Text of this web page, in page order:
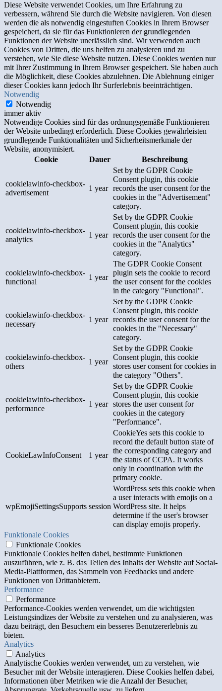
Diese Website verwendet Cookies, um Ihre Erfahrung zu
verbessern, während Sie durch die Website navigieren. Von diesen
werden die als notwendig eingestuften Cookies in Ihrem Browser
gespeichert, da sie für das Funktionieren der grundlegenden
Funktionen der Website unerlässlich sind. Wir verwenden auch
Cookies von Dritten, die uns helfen zu analysieren und zu
verstehen, wie Sie diese Website nutzen. Diese Cookies werden nur
mit Ihrer Zustimmung in Ihrem Browser gespeichert. Sie haben auch
die Möglichkeit, diese Cookies abzulehnen. Die Ablehnung einiger
dieser Cookies kann jedoch Ihr Surferlebnis beeinträchtigen.
Notwendig
Notwendig
immer aktiv
Notwendige Cookies sind für das ordnungsgemäße Funktionieren
der Website unbedingt erforderlich. Diese Cookies gewährleisten
grundlegende Funktionalitäten und Sicherheitsmerkmale der
Website, anonymisiert.
Cookie
Dauer Beschreibung
cookielawinfo-checkbox-
advertisement
1 year
Set by the GDPR Cookie
Consent plugin, this cookie
records the user consent for the
cookies in the "Advertisement"
category.
cookielawinfo-checkbox-
analytics
1 year
Set by the GDPR Cookie
Consent plugin, this cookie
records the user consent for the
cookies in the "Analytics"
category.
cookielawinfo-checkbox-
functional
1 year
The GDPR Cookie Consent
plugin sets the cookie to record
the user consent for the cookies
in the category "Functional".
cookielawinfo-checkbox-
necessary
1 year
Set by the GDPR Cookie
Consent plugin, this cookie
records the user consent for the
cookies in the "Necessary"
category.
cookielawinfo-checkbox-
others
1 year
Set by the GDPR Cookie
Consent plugin, this cookie
stores user consent for cookies in
the category "Others".
cookielawinfo-checkbox-
performance
1 year
Set by the GDPR Cookie
Consent plugin, this cookie
stores the user consent for
cookies in the category
"Performance".
CookieLawInfoConsent 1 year
CookieYes sets this cookie to
record the default button state of
the corresponding category and
the status of CCPA. It works
only in coordination with the
primary cookie.
wpEmojiSettingsSupports session
WordPress sets this cookie when
a user interacts with emojis on a
WordPress site. It helps
determine if the user's browser
can display emojis properly.
Funktionale Cookies
Funktionale Cookies
Funktionale Cookies helfen dabei, bestimmte Funktionen
auszuführen, wie z. B. das Teilen des Inhalts der Website auf Social-
Media-Plattformen, das Sammeln von Feedbacks und andere
Funktionen von Drittanbietern.
Performance
Performance
Performance-Cookies werden verwendet, um die wichtigsten
Leistungsindizes der Website zu verstehen und zu analysieren, was
dazu beiträgt, den Besuchern ein besseres Benutzererlebnis zu
bieten.
Analytics
Analytics
Analytische Cookies werden verwendet, um zu verstehen, wie
Besucher mit der Website interagieren. Diese Cookies helfen dabei,
Informationen über Metriken wie die Anzahl der Besucher,